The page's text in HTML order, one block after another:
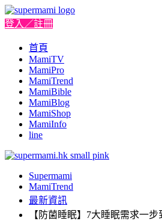
登入／註冊
首頁
MamiTV
MamiPro
MamiTrend
MamiBible
MamiBlog
MamiShop
MamiInfo
line
Supermami
MamiTrend
最新資訊
【防菌睡眠】7大睡眠需求一步